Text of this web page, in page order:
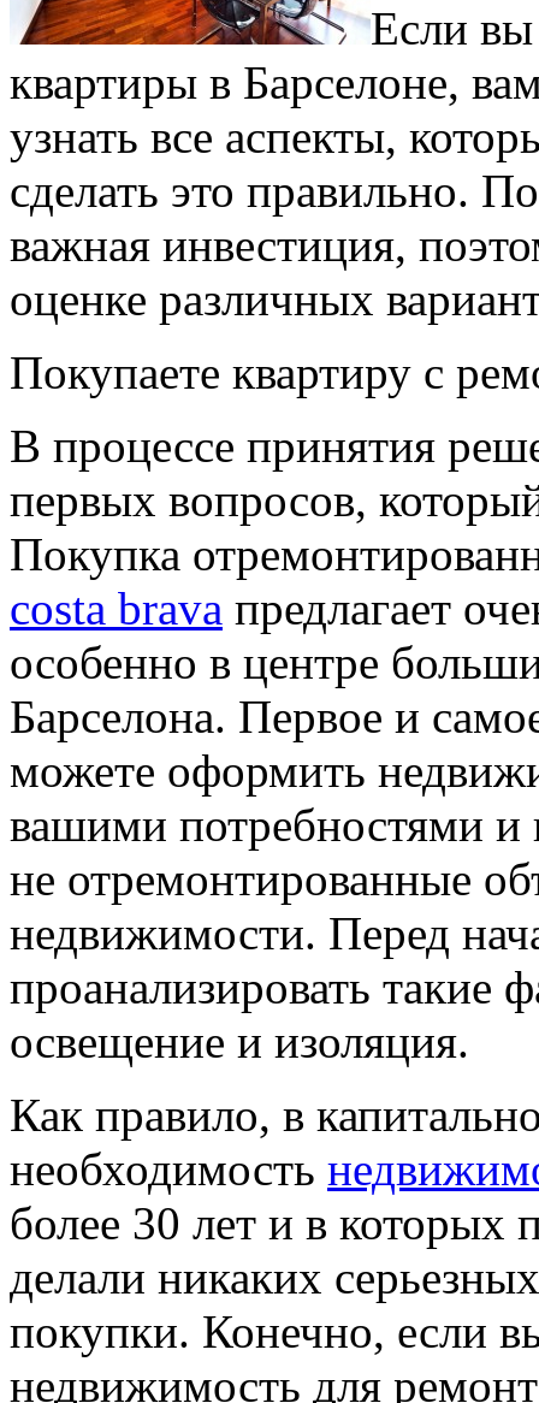
Если вы
квартиры в Барселоне,
узнать все аспекты,
сделать это правильно.
важная инвестиция,
оценке различных
Покупаете квартиру с
В процессе принятия
первых вопросов,
Покупка
costa brava предлагает
особенно в центре
Барселона. Первое и
можете оформить
вашими потребностями и
не отремонтированные
недвижимости. Перед
проанализировать такие
освещение и изоляция.
Как правило, в
необходимость
более 30 лет и в
делали никаких
покупки. Конечно, если
недвижимость для